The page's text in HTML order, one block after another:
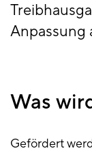
Anpassung
Was
Gefördert